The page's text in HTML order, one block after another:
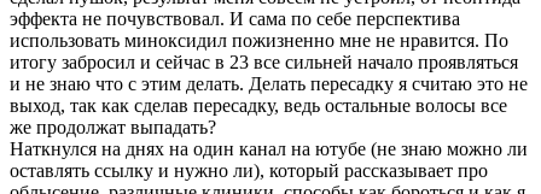
эффекта не почувствовал. И сама по себе перспектива
использовать миноксидил пожизненно мне не нравится. По
итогу забросил и сейчас в 23 все сильней начало проявляться
и не знаю что с этим делать. Делать пересадку я считаю это не
выход, так как сделав пересадку, ведь остальные волосы все
же продолжат выпадать?
Наткнулся на днях на один канал на ютубе (не знаю можно ли
оставлять ссылку и нужно ли), который рассказывает про